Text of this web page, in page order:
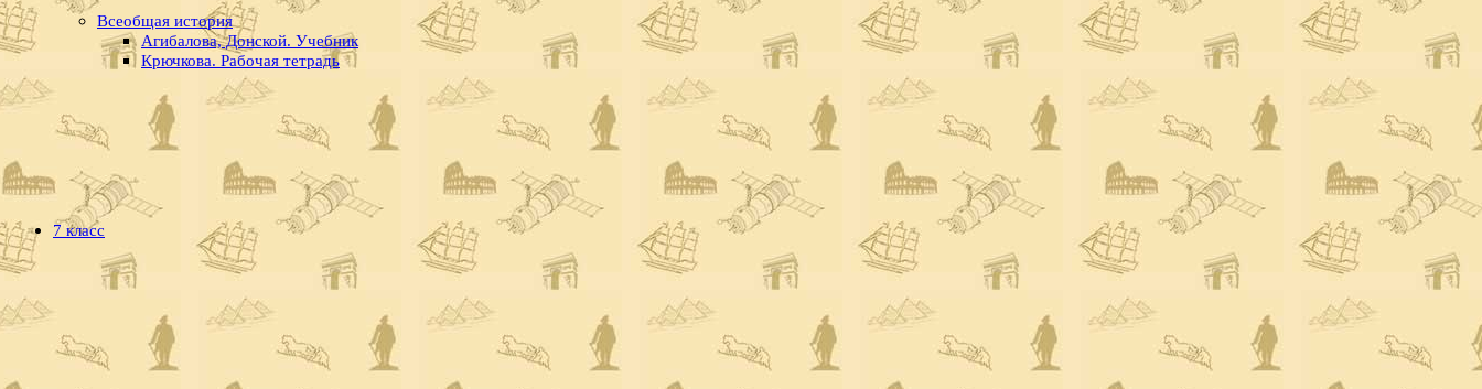
Всеобщая история
Агибалова, Донской. Учебник
Крючкова. Рабочая тетрадь
7 класс